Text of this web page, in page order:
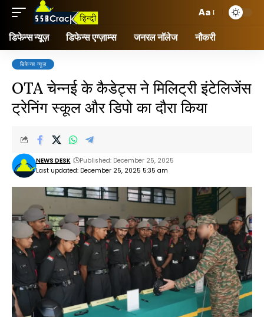
Aa
डिफेन्स न्यूज़ डिफेन्स एग्ज़ाम्स जनरल नॉलेज नौकरी
डिफेन्स न्यूज़
OTA चेन्नई के कैडेट्स ने मिलिट्री इंटेलिजेंस
ट्रेनिंग स्कूल और डिपो का दौरा किया
Last updated: December 25, 2025 5:35 am
NEWS DESK Published: December 25, 2025